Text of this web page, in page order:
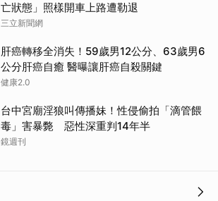
亡狀態」照樣開車上路遭勒退
三立新聞網
肝癌轉移全消失！59歲男12公分、63歲男6
公分肝癌自癒 醫曝讓肝癌自殺關鍵
健康2.0
台中宮廟淫狼叫傳播妹！性侵偷拍「滴管餵
毒」害暴斃 惡性深重判14年半
鏡週刊